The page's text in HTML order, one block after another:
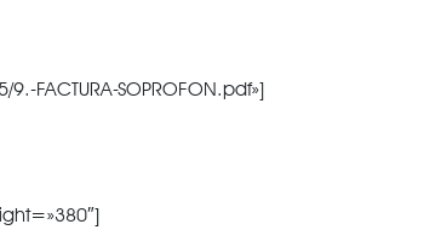
FACTURA-SOPROFON.pdf»]